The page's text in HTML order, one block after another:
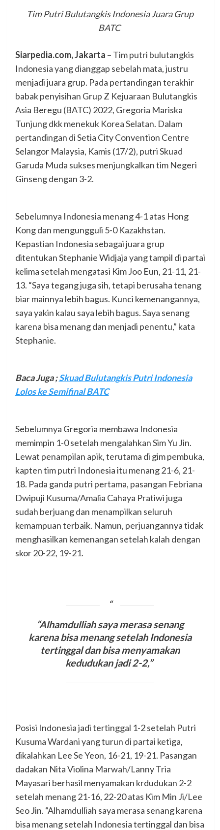
Tim Putri Bulutangkis Indonesia Juara Grup
BATC
Siarpedia.com, Jakarta – Tim putri bulutangkis
Indonesia yang dianggap sebelah mata, justru
menjadi juara grup. Pada pertandingan terakhir
babak penyisihan Grup Z Kejuaraan Bulutangkis
Asia Beregu (BATC) 2022, Gregoria Mariska
Tunjung dkk menekuk Korea Selatan. Dalam
pertandingan di Setia City Convention Centre
Selangor Malaysia, Kamis (17/2), putri Skuad
Garuda Muda sukses menjungkalkan tim Negeri
Ginseng dengan 3-2.
Sebelumnya Indonesia menang 4-1 atas Hong
Kong dan mengungguli 5-0 Kazakhstan.
Kepastian Indonesia sebagai juara grup
ditentukan Stephanie Widjaja yang tampil di partai
kelima setelah mengatasi Kim Joo Eun, 21-11, 21-
13. “Saya tegang juga sih, tetapi berusaha tenang
biar mainnya lebih bagus. Kunci kemenangannya,
saya yakin kalau saya lebih bagus. Saya senang
karena bisa menang dan menjadi penentu,” kata
Stephanie.
Baca Juga ;Skuad Bulutangkis Putri Indonesia
Lolos ke Semifinal BATC
Sebelumnya Gregoria membawa Indonesia
memimpin 1-0 setelah mengalahkan Sim Yu Jin.
Lewat penampilan apik, terutama di gim pembuka,
kapten tim putri Indonesia itu menang 21-6, 21-
18. Pada ganda putri pertama, pasangan Febriana
Dwipuji Kusuma/Amalia Cahaya Pratiwi juga
sudah berjuang dan menampilkan seluruh
kemampuan terbaik. Namun, perjuangannya tidak
menghasilkan kemenangan setelah kalah dengan
skor 20-22, 19-21.
“Alhamdulliah saya merasa senang
karena bisa menang setelah Indonesia
tertinggal dan bisa menyamakan
kedudukan jadi 2-2,”
Posisi Indonesia jadi tertinggal 1-2 setelah Putri
Kusuma Wardani yang turun di partai ketiga,
dikalahkan Lee Se Yeon, 16-21, 19-21. Pasangan
dadakan Nita Violina Marwah/Lanny Tria
Mayasari berhasil menyamakan krdudukan 2-2
setelah menang 21-16, 22-20 atas Kim Min Ji/Lee
Seo Jin. “Alhamdulliah saya merasa senang karena
bisa menang setelah Indonesia tertinggal dan bisa